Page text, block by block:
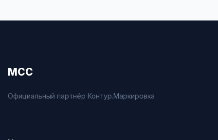
МСС
Официальный партнёр Контур.Маркировка